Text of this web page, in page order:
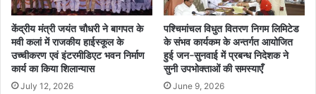
केंद्रीय मंत्री जयंत चौधरी ने बागपत के
मवी कलां में राजकीय हाईस्कूल के
उच्चीकरण एवं इंटरमीडिएट भवन निर्माण
कार्य का किया शिलान्यास
July 12, 2026
पश्चिमांचल विधुत वितरण निगम लिमिटेड
के संभव कार्यकम के अन्तर्गत आयोजित
हुई जन-सुनवाई में प्रबन्ध निदेशक ने
सुनी उपभोक्ताओं की समस्याएँ
June 9, 2026